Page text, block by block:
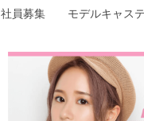
社員募集 モデルキャス